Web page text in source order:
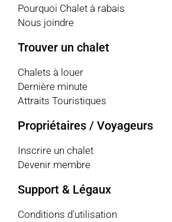
Pourquoi Chalet à rabais
Nous joindre
Trouver un chalet
Chalets à louer
Dernière minute
Attraits Touristiques
Propriétaires / Voyageurs
Inscrire un chalet
Devenir membre
Support & Légaux
Conditions d'utilisation